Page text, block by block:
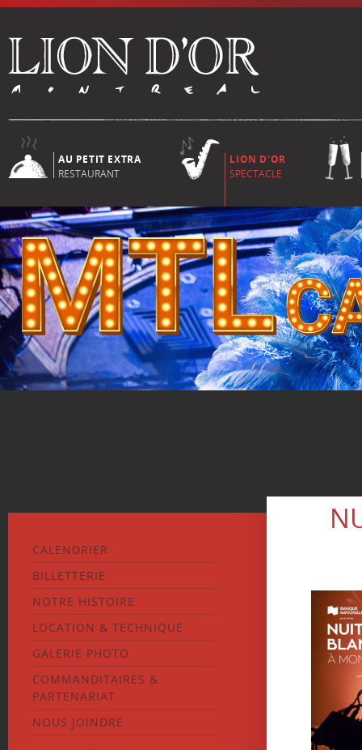
AU PETIT EXTRA
RESTAURANT
LION D'OR
SPECTACLE
CALENDRIER
BILLETTERIE
NOTRE HISTOIRE
LOCATION & TECHNIQUE
GALERIE PHOTO
COMMANDITAIRES &
PARTENARIAT
NOUS JOINDRE